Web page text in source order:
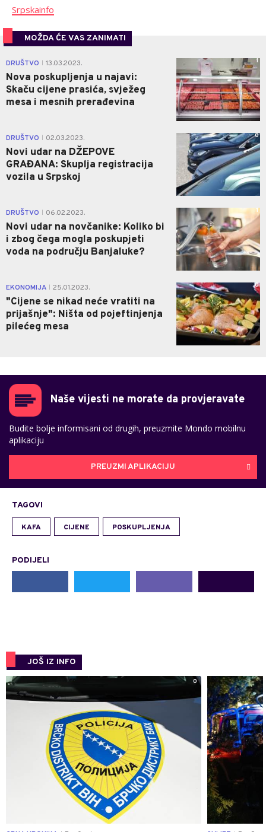
Srpskainfo
MOŽDA ĆE VAS ZANIMATI
DRUŠTVO 13.03.2023.
Nova poskupljenja u najavi:
Skaču cijene prasića, svježeg
mesa i mesnih prerađevina
1
DRUŠTVO 02.03.2023.
Novi udar na DŽEPOVE
GRAĐANA: Skuplja registracija
vozila u Srpskoj
0
DRUŠTVO 06.02.2023.
Novi udar na novčanike: Koliko bi
i zbog čega mogla poskupjeti
voda na području Banjaluke?
1
EKONOMIJA 25.01.2023.
"Cijene se nikad neće vratiti na
prijašnje": Ništa od pojeftinjenja
pilećeg mesa
0
Naše vijesti ne morate da provjeravate
Budite bolje informisani od drugih, preuzmite Mondo mobilnu
aplikaciju
PREUZMI APLIKACIJU
TAGOVI
KAFA CIJENE POSKUPLJENJA
PODIJELI
JOŠ IZ INFO
0